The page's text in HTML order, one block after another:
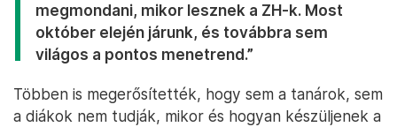
megmondani, mikor lesznek a ZH-k. Most
október elején járunk, és továbbra sem
világos a pontos menetrend.”
Többen is megerősítették, hogy sem a tanárok, sem
a diákok nem tudják, mikor és hogyan készüljenek a